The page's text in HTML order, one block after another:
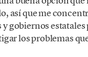
así que me
gobiernos estatales
los problemas